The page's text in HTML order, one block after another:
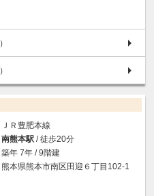
）
）
ＪＲ豊肥本線
南熊本駅 / 徒歩20分
築年 7年 / 9階建
熊本県熊本市南区田迎６丁目102-1